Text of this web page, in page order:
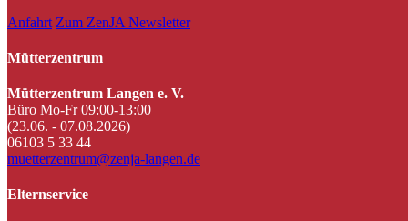
Anfahrt Zum ZenJA Newsletter
Mütterzentrum
Mütterzentrum Langen e. V.
Büro Mo-Fr 09:00-13:00
(23.06. - 07.08.2026)
06103 5 33 44
muetterzentrum@zenja-langen.de
Elternservice